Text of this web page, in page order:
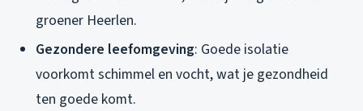
groener Heerlen.
Gezondere leefomgeving: Goede isolatie
voorkomt schimmel en vocht, wat je gezondheid
ten goede komt.